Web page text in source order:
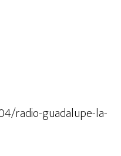
radio-guadalupe-la-